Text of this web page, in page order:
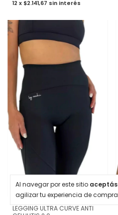
Al navegar por este sitio aceptás
agilizar tu experiencia de
12 x $2.141,67 sin interés
LEGGING ULTRA CURVE ANTI